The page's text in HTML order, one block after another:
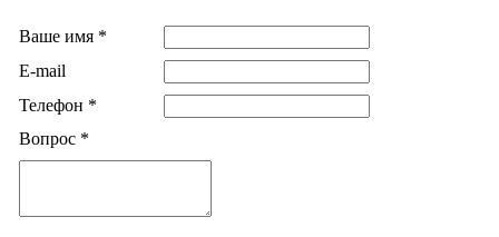
Ваше имя *
E-mail
Телефон *
Вопрос *